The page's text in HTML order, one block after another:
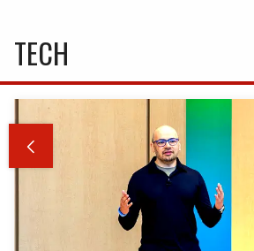
TECH
